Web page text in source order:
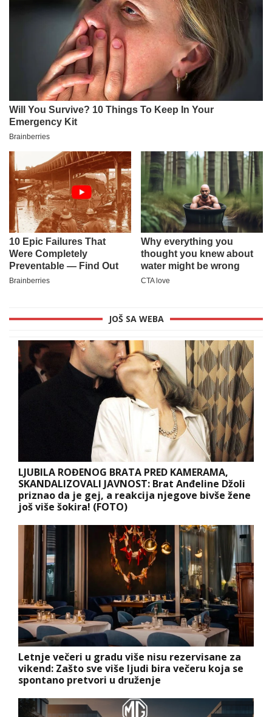
JOŠ SA WEBA
LJUBILA ROĐENOG BRATA PRED KAMERAMA,
SKANDALIZOVALI JAVNOST: Brat Anđeline Džoli
priznao da je gej, a reakcija njegove bivše žene
još više šokira! (FOTO)
Letnje večeri u gradu više nisu rezervisane za
vikend: Zašto sve više ljudi bira večeru koja se
spontano pretvori u druženje